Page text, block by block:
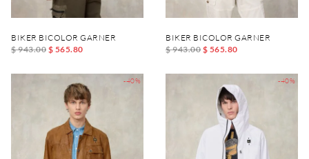
BIKER BICOLOR GARNER
$ 943.00 $ 565.80
BIKER BICOLOR GARNER
$ 943.00 $ 565.80
-40% -40%